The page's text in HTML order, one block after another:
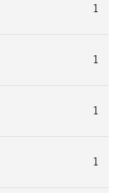
1
1
1
1